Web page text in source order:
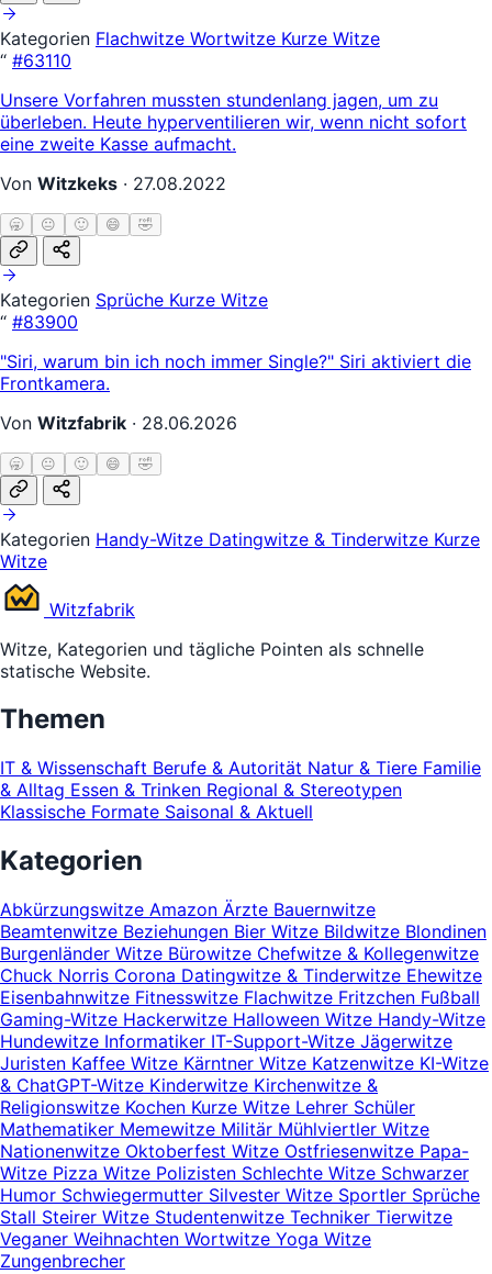
Kategorien Flachwitze Wortwitze Kurze Witze
“ #63110
Unsere Vorfahren mussten stundenlang jagen, um zu
überleben. Heute hyperventilieren wir, wenn nicht sofort
eine zweite Kasse aufmacht.
Von Witzkeks · 27.08.2022
🥱 😐 🙂 😄 🤣
Kategorien Sprüche Kurze Witze
“ #83900
"Siri, warum bin ich noch immer Single?" Siri aktiviert die
Frontkamera.
Von Witzfabrik · 28.06.2026
🥱 😐 🙂 😄 🤣
Kategorien Handy-Witze Datingwitze & Tinderwitze Kurze
Witze
Witzfabrik
Witze, Kategorien und tägliche Pointen als schnelle
statische Website.
Themen
IT & Wissenschaft Berufe & Autorität Natur & Tiere Familie
& Alltag Essen & Trinken Regional & Stereotypen
Klassische Formate Saisonal & Aktuell
Kategorien
Abkürzungswitze Amazon Ärzte Bauernwitze
Beamtenwitze Beziehungen Bier Witze Bildwitze Blondinen
Burgenländer Witze Bürowitze Chefwitze & Kollegenwitze
Chuck Norris Corona Datingwitze & Tinderwitze Ehewitze
Eisenbahnwitze Fitnesswitze Flachwitze Fritzchen Fußball
Gaming-Witze Hackerwitze Halloween Witze Handy-Witze
Hundewitze Informatiker IT-Support-Witze Jägerwitze
Juristen Kaffee Witze Kärntner Witze Katzenwitze KI-Witze
& ChatGPT-Witze Kinderwitze Kirchenwitze &
Religionswitze Kochen Kurze Witze Lehrer Schüler
Mathematiker Memewitze Militär Mühlviertler Witze
Nationenwitze Oktoberfest Witze Ostfriesenwitze Papa-
Witze Pizza Witze Polizisten Schlechte Witze Schwarzer
Humor Schwiegermutter Silvester Witze Sportler Sprüche
Stall Steirer Witze Studentenwitze Techniker Tierwitze
Veganer Weihnachten Wortwitze Yoga Witze
Zungenbrecher